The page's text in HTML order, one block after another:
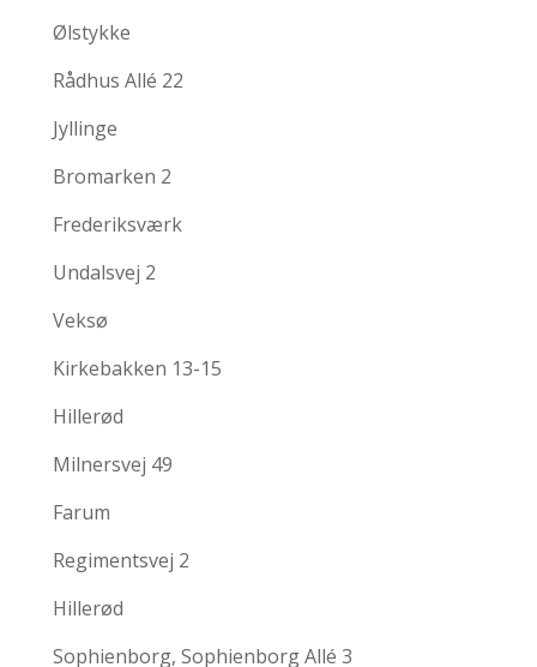
Ølstykke
Rådhus Allé 22
Jyllinge
Bromarken 2
Frederiksværk
Undalsvej 2
Veksø
Kirkebakken 13-15
Hillerød
Milnersvej 49
Farum
Regimentsvej 2
Hillerød
Sophienborg, Sophienborg Allé 3